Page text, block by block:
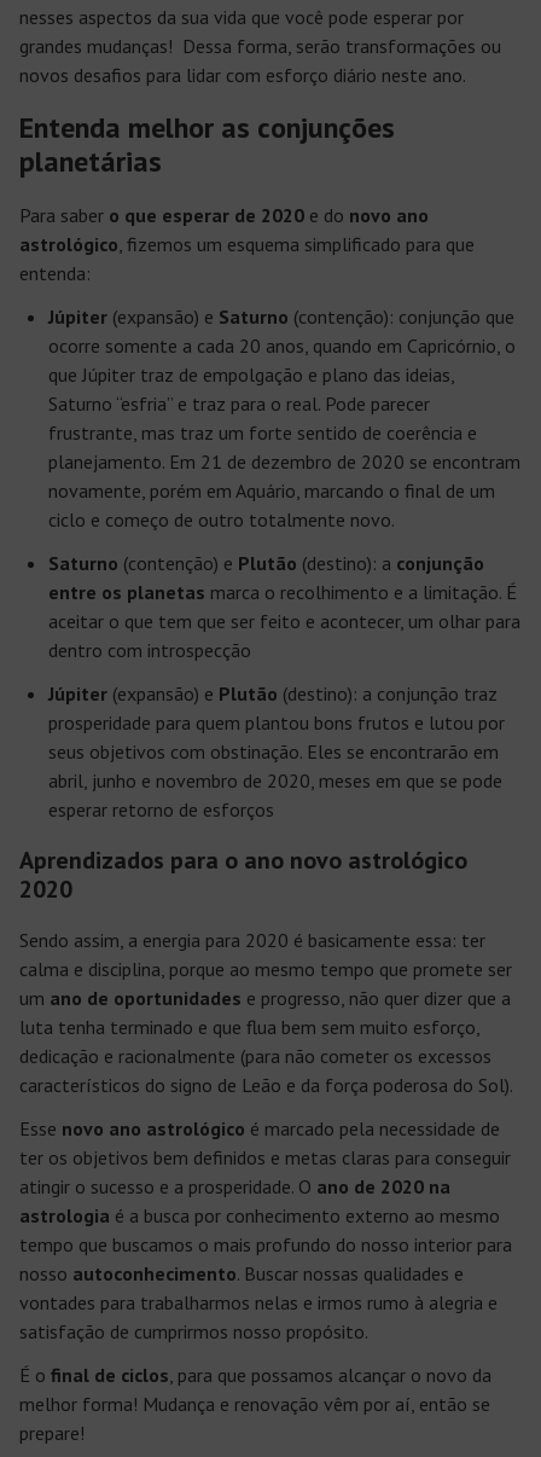
nesses aspectos da sua vida que você pode esperar por
grandes mudanças! Dessa forma, serão transformações ou
novos desafios para lidar com esforço diário neste ano.
Entenda melhor as conjunções
planetárias
Para saber o que esperar de 2020 e do novo ano
astrológico, fizemos um esquema simplificado para que
entenda:
Júpiter (expansão) e Saturno (contenção): conjunção que
ocorre somente a cada 20 anos, quando em Capricórnio, o
que Júpiter traz de empolgação e plano das ideias,
Saturno “esfria” e traz para o real. Pode parecer
frustrante, mas traz um forte sentido de coerência e
planejamento. Em 21 de dezembro de 2020 se encontram
novamente, porém em Aquário, marcando o final de um
ciclo e começo de outro totalmente novo.
Saturno (contenção) e Plutão (destino): a conjunção
entre os planetas marca o recolhimento e a limitação. É
aceitar o que tem que ser feito e acontecer, um olhar para
dentro com introspecção
Júpiter (expansão) e Plutão (destino): a conjunção traz
prosperidade para quem plantou bons frutos e lutou por
seus objetivos com obstinação. Eles se encontrarão em
abril, junho e novembro de 2020, meses em que se pode
esperar retorno de esforços
Aprendizados para o ano novo astrológico
2020
Sendo assim, a energia para 2020 é basicamente essa: ter
calma e disciplina, porque ao mesmo tempo que promete ser
um ano de oportunidades e progresso, não quer dizer que a
luta tenha terminado e que flua bem sem muito esforço,
dedicação e racionalmente (para não cometer os excessos
característicos do signo de Leão e da força poderosa do Sol).
Esse novo ano astrológico é marcado pela necessidade de
ter os objetivos bem definidos e metas claras para conseguir
atingir o sucesso e a prosperidade. O ano de 2020 na
astrologia é a busca por conhecimento externo ao mesmo
tempo que buscamos o mais profundo do nosso interior para
nosso autoconhecimento. Buscar nossas qualidades e
vontades para trabalharmos nelas e irmos rumo à alegria e
satisfação de cumprirmos nosso propósito.
É o final de ciclos, para que possamos alcançar o novo da
melhor forma! Mudança e renovação vêm por aí, então se
prepare!